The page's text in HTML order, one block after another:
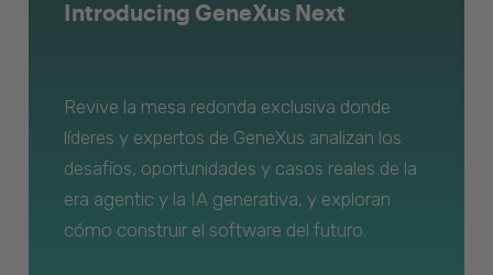
Introducing GeneXus Next
Revive la mesa redonda exclusiva donde
líderes y expertos de GeneXus analizan los
desafíos, oportunidades y casos reales de la
era agentic y la IA generativa, y exploran
cómo construir el software del futuro.